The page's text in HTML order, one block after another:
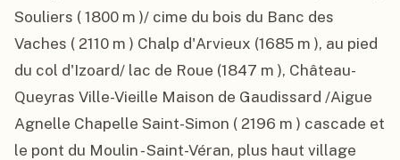
Souliers ( 1800 m )/ cime du bois du Banc des
Vaches ( 2110 m ) Chalp d'Arvieux (1685 m ), au pied
du col d'Izoard/ lac de Roue (1847 m ), Château-
Queyras Ville-Vieille Maison de Gaudissard /Aigue
Agnelle Chapelle Saint-Simon ( 2196 m ) cascade et
le pont du Moulin - Saint-Véran, plus haut village